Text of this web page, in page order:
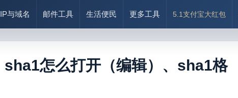
IP与域名 邮件工具 生活便民 更多工具 5.1支付宝大红包
怎么打开（编辑）、sha1格